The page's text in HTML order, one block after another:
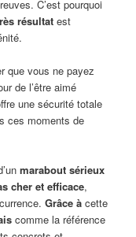
C’est pourquoi
résultat est
que vous ne payez
de l’être aimé
une sécurité totale
ces moments de
marabout sérieux
cher et efficace,
Grâce à cette
comme la référence